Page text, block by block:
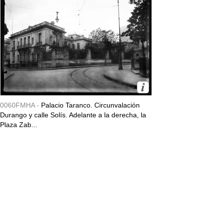
0060FMHA - Palacio Taranco. Circunvalación
Durango y calle Solís. Adelante a la derecha, la
Plaza Zab...